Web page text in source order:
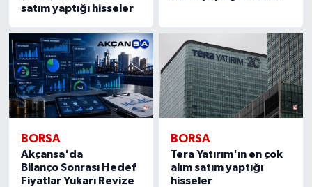
satım yaptığı hisseler
BORSA
Akçansa'da
Bilanço Sonrası Hedef
Fiyatlar Yukarı Revize
BORSA
Tera Yatırım'ın en çok
alım satım yaptığı
hisseler